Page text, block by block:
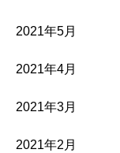
2021年5月
2021年4月
2021年3月
2021年2月